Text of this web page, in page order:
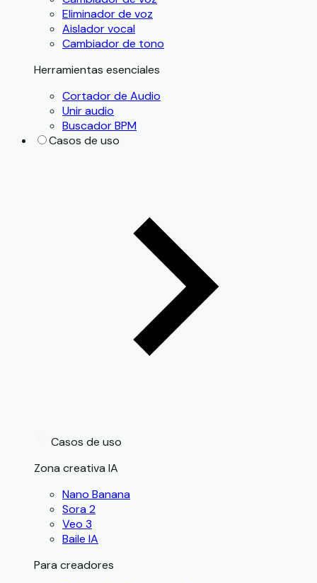
Eliminador de voz
Aislador vocal
Cambiador de tono
Herramientas esenciales
Cortador de Audio
Unir audio
Buscador BPM
Casos de uso
Casos de uso
Zona creativa IA
Nano Banana
Sora 2
Veo 3
Baile IA
Para creadores